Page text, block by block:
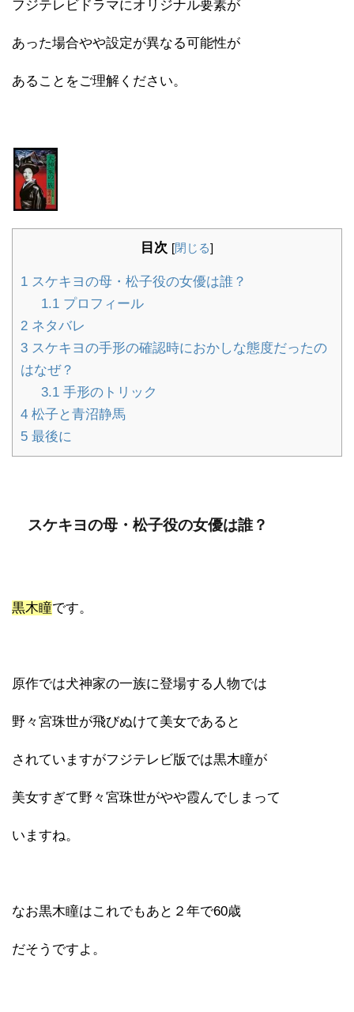
フジテレビドラマにオリジナル要素が
あった場合やや設定が異なる可能性が
あることをご理解ください。
目次 [閉じる]
1 スケキヨの母・松子役の女優は誰？
1.1プロフィール
2 ネタバレ
3 スケキヨの手形の確認時におかしな態度だったの
はなぜ？
3.1手形のトリック
4 松子と青沼静馬
5 最後に
スケキヨの母・松子役の女優は誰？
黒木瞳です。
原作では犬神家の一族に登場する人物では
野々宮珠世が飛びぬけて美女であると
されていますがフジテレビ版では黒木瞳が
美女すぎて野々宮珠世がやや霞んでしまって
いますね。
なお黒木瞳はこれでもあと２年で60歳
だそうですよ。